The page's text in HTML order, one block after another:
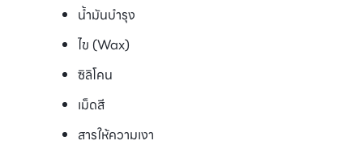
น้ำมันบำรุง
ไข (Wax)
ซิลิโคน
เม็ดสี
สารให้ความเงา